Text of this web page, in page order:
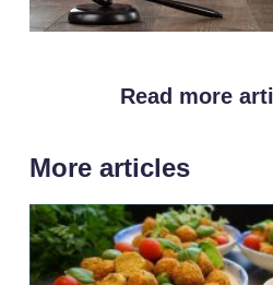
Read more
More articles